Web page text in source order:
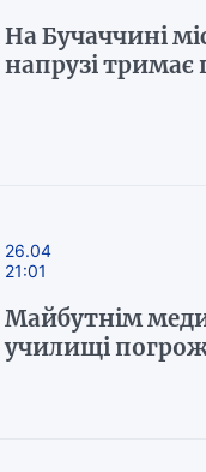
На Бучаччині
напрузі тримає
26.04
21:01
Майбутнім
училищі